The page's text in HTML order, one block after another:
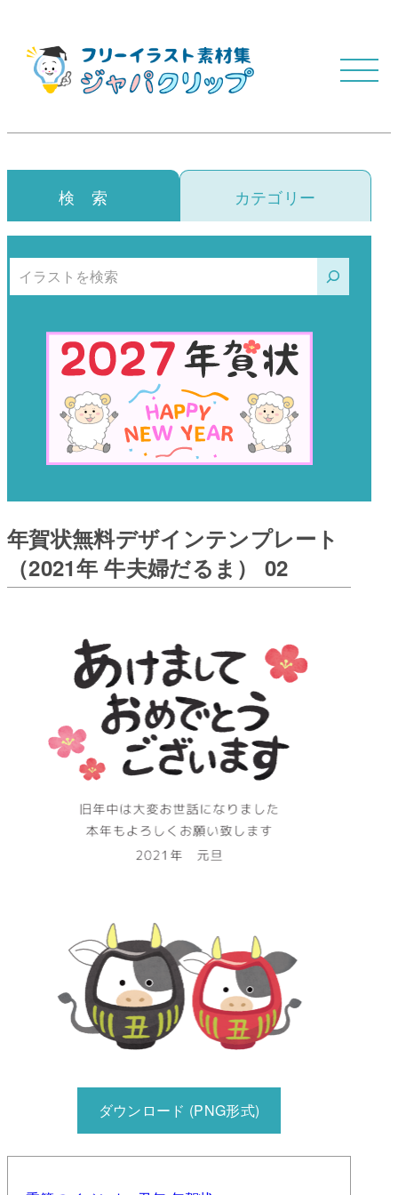
検 索 カテゴリー
検索
年賀状無料デザインテンプレート
（2021年 牛夫婦だるま） 02
ダウンロード (PNG形式)